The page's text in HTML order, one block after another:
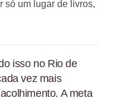
só um lugar de livros,
isso no Rio de
vez mais
A meta